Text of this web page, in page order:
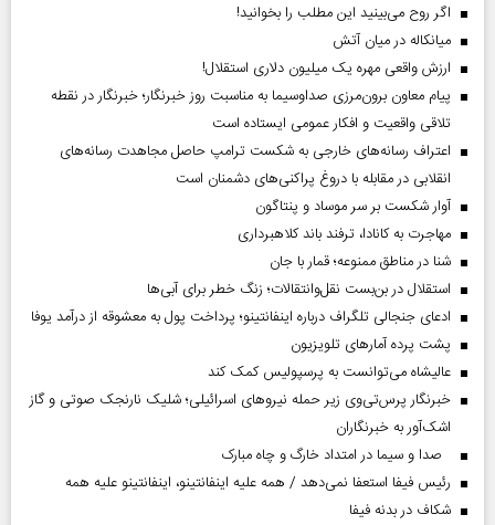
اگر روح می‌بینید این مطلب را بخوانید!
میانکاله در میان آتش
ارزش واقعی مهره یک میلیون دلاری استقلال!
پیام معاون برون‌مرزی صداوسیما به مناسبت روز خبرنگار؛ خبرنگار در نقطه
تلاقی واقعیت و افکار عمومی ایستاده است
اعتراف رسانه‌های خارجی به شکست ترامپ حاصل مجاهدت رسانه‌های
انقلابی در مقابله با دروغ پراکنی‌های دشمنان است
آوار شکست بر سر موساد و پنتاگون
مهاجرت به کانادا، ترفند باند کلاهبرداری
شنا در مناطق ممنوعه؛ قمار با جان
استقلال در بن‌بست نقل‌وانتقالات؛ زنگ خطر برای آبی‌ها
ادعای جنجالی تلگراف درباره اینفانتینو؛ پرداخت پول به معشوقه از درآمد یوفا
پشت پرده آمارهای تلویزیون
عالیشاه می‌توانست به پرسپولیس کمک کند
خبرنگار پرس‌تی‌وی زیر حمله نیروهای اسرائیلی؛ شلیک نارنجک صوتی و گاز
اشک‌آور به خبرنگاران
صدا و سیما در امتداد خارگ و چاه مبارک
رئیس فیفا استعفا نمی‌دهد / همه علیه اینفانتینو، اینفانتینو علیه همه
شکاف در بدنه فیفا